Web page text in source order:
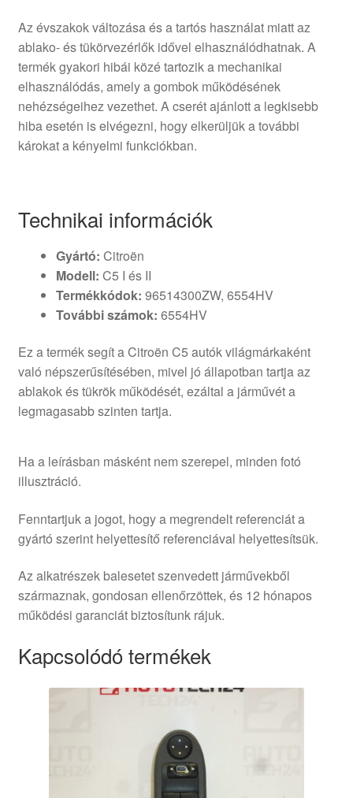
Az évszakok változása és a tartós használat miatt az
ablako- és tükörvezérlők idővel elhasználódhatnak. A
termék gyakori hibái közé tartozik a mechanikai
elhasználódás, amely a gombok működésének
nehézségeihez vezethet. A cserét ajánlott a legkisebb
hiba esetén is elvégezni, hogy elkerüljük a további
károkat a kényelmi funkciókban.
Technikai információk
Gyártó: Citroën
Modell: C5 I és II
Termékkódok: 96514300ZW, 6554HV
További számok: 6554HV
Ez a termék segít a Citroën C5 autók világmárkaként
való népszerűsítésében, mivel jó állapotban tartja az
ablakok és tükrök működését, ezáltal a járművét a
legmagasabb szinten tartja.
Ha a leírásban másként nem szerepel, minden fotó
illusztráció.
Fenntartjuk a jogot, hogy a megrendelt referenciát a
gyártó szerint helyettesítő referenciával helyettesítsük.
Az alkatrészek balesetet szenvedett járművekből
származnak, gondosan ellenőrzöttek, és 12 hónapos
működési garanciát biztosítunk rájuk.
Kapcsolódó termékek